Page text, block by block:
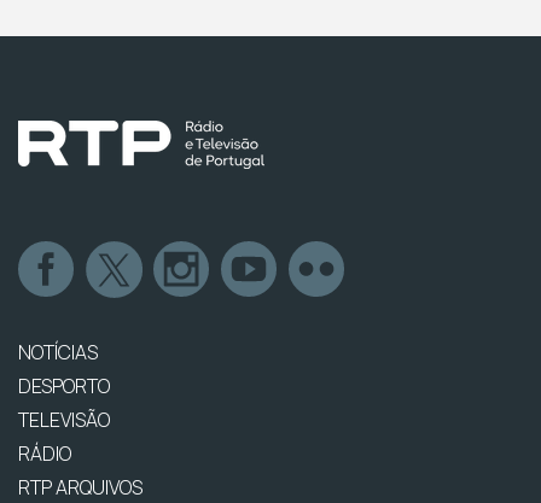
NOTÍCIAS
DESPORTO
TELEVISÃO
RÁDIO
RTP ARQUIVOS